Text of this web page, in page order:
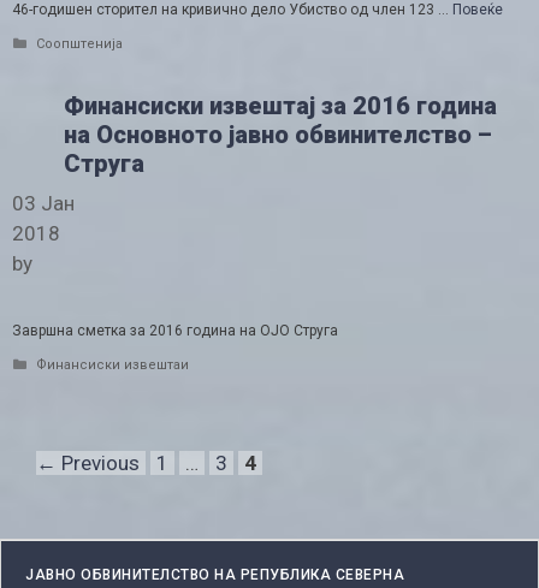
46-годишен сторител на кривично дело Убиство од член 123 … Повеќе
Categories
Соопштенија
Финансиски извештај за 2016 година
на Основното јавно обвинителство –
Струга
03 Јан
2018
by
Завршна сметка за 2016 година на ОЈО Струга
Categories
Финансиски извештаи
← Previous Page
1 Page
3 Page
4
ЈАВНО ОБВИНИТЕЛСТВО НА РЕПУБЛИКА СЕВЕРНА